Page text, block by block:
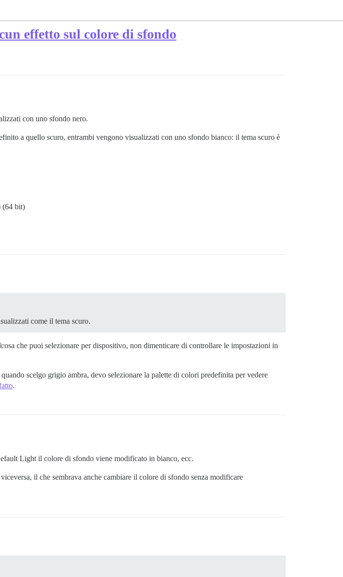
effetto sul colore di sfondo
con uno sfondo nero.
a quello scuro, entrambi vengono visualizzati con uno sfondo bianco: il tema scuro è
(64 bit)
come il tema scuro.
che puoi selezionare per dispositivo, non dimenticare di controllare le impostazioni in
scelgo grigio ambra, devo selezionare la palette di colori predefinita per vedere
.
Light il colore di sfondo viene modificato in bianco, ecc.
il che sembrava anche cambiare il colore di sfondo senza modificare